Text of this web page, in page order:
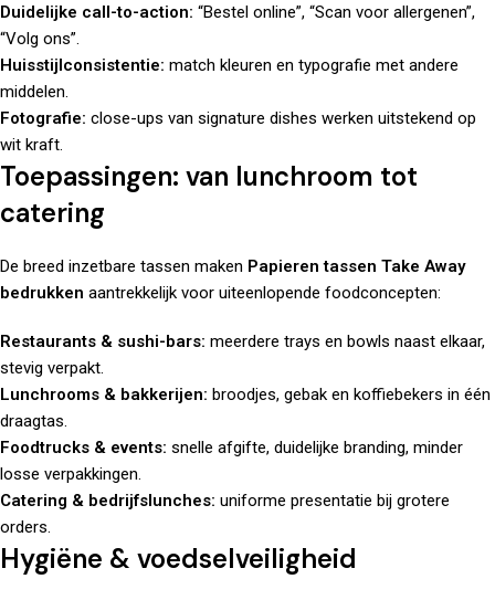
Duidelijke call-to-action: “Bestel online”, “Scan voor allergenen”,
“Volg ons”.
Huisstijlconsistentie: match kleuren en typografie met andere
middelen
Fotografie: close-ups van signature dishes werken uitstekend op
wit kraft.
Toepassingen: van lunchroom tot
catering
De breed inzetbare tassen maken Papieren tassen Take Away
bedrukken aantrekkelijk voor uiteenlopende foodconcepten:
Restaurants & sushi-bars: meerdere trays en bowls naast elkaar,
stevig verpakt.
Lunchrooms & bakkerijen: broodjes, gebak en koffiebekers in één
draagtas.
Foodtrucks & events: snelle afgifte, duidelijke branding, minder
losse verpakkingen.
Catering & bedrijfslunches: uniforme presentatie bij grotere
orders.
Hygiëne & voedselveiligheid